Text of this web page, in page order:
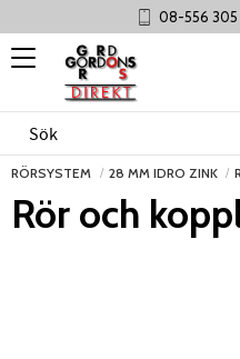
Meny
08-556 305 00
RÖRSYSTEM 28 MM IDRO ZINK
Rör och